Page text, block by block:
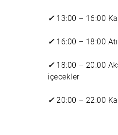
✓ 13:00 – 16:00
✓ 16:00 – 18:00
✓ 18:00 – 20:00
içecekler
✓ 20:00 – 22:00